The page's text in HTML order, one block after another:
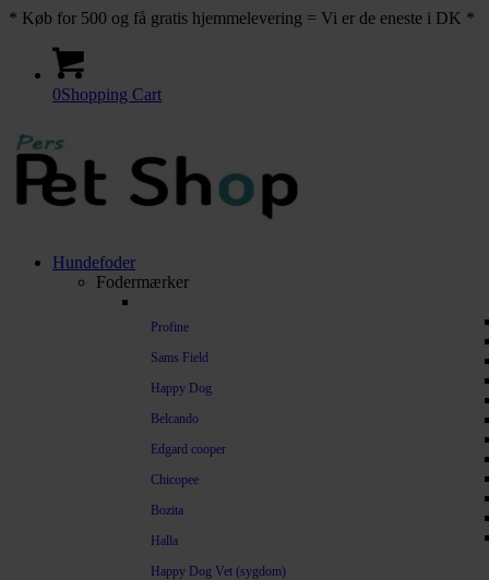
* Køb for 500 og få gratis hjemmelevering = Vi er de eneste i DK *
0Shopping Cart
Hundefoder
Fodermærker
Profine
Sams Field
Happy Dog
Belcando
Edgard cooper
Chicopee
Bozita
Halla
Happy Dog Vet (sygdom)